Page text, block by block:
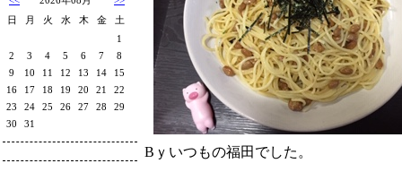
日
月 火 水 木 金
土
1
2
3 4 5 6 7
8
9
10 11 12 13 14
15
16
17 18 19 20 21
22
23
24 25 26 27 28
29
30
31
Bｙいつもの福田でした。